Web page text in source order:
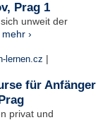
Prag 1
unweit der
mehr ›
lernen.cz |
für Anfänger
privat und